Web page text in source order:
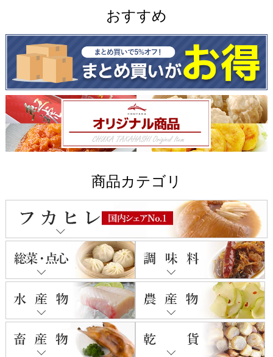
おすすめ
商品カテゴリ